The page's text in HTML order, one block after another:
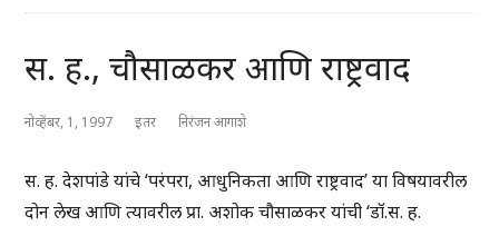
स. ह., चौसाळकर आणि राष्ट्रवाद
नोव्हेंबर, 1, 1997 इतर निरंजन आगाशे
स. ह. देशपांडे यांचे ‘परंपरा, आधुनिकता आणि राष्ट्रवाद’ या विषयावरील
दोन लेख आणि त्यावरील प्रा. अशोक चौसाळकर यांची ‘डॉ.स. ह.